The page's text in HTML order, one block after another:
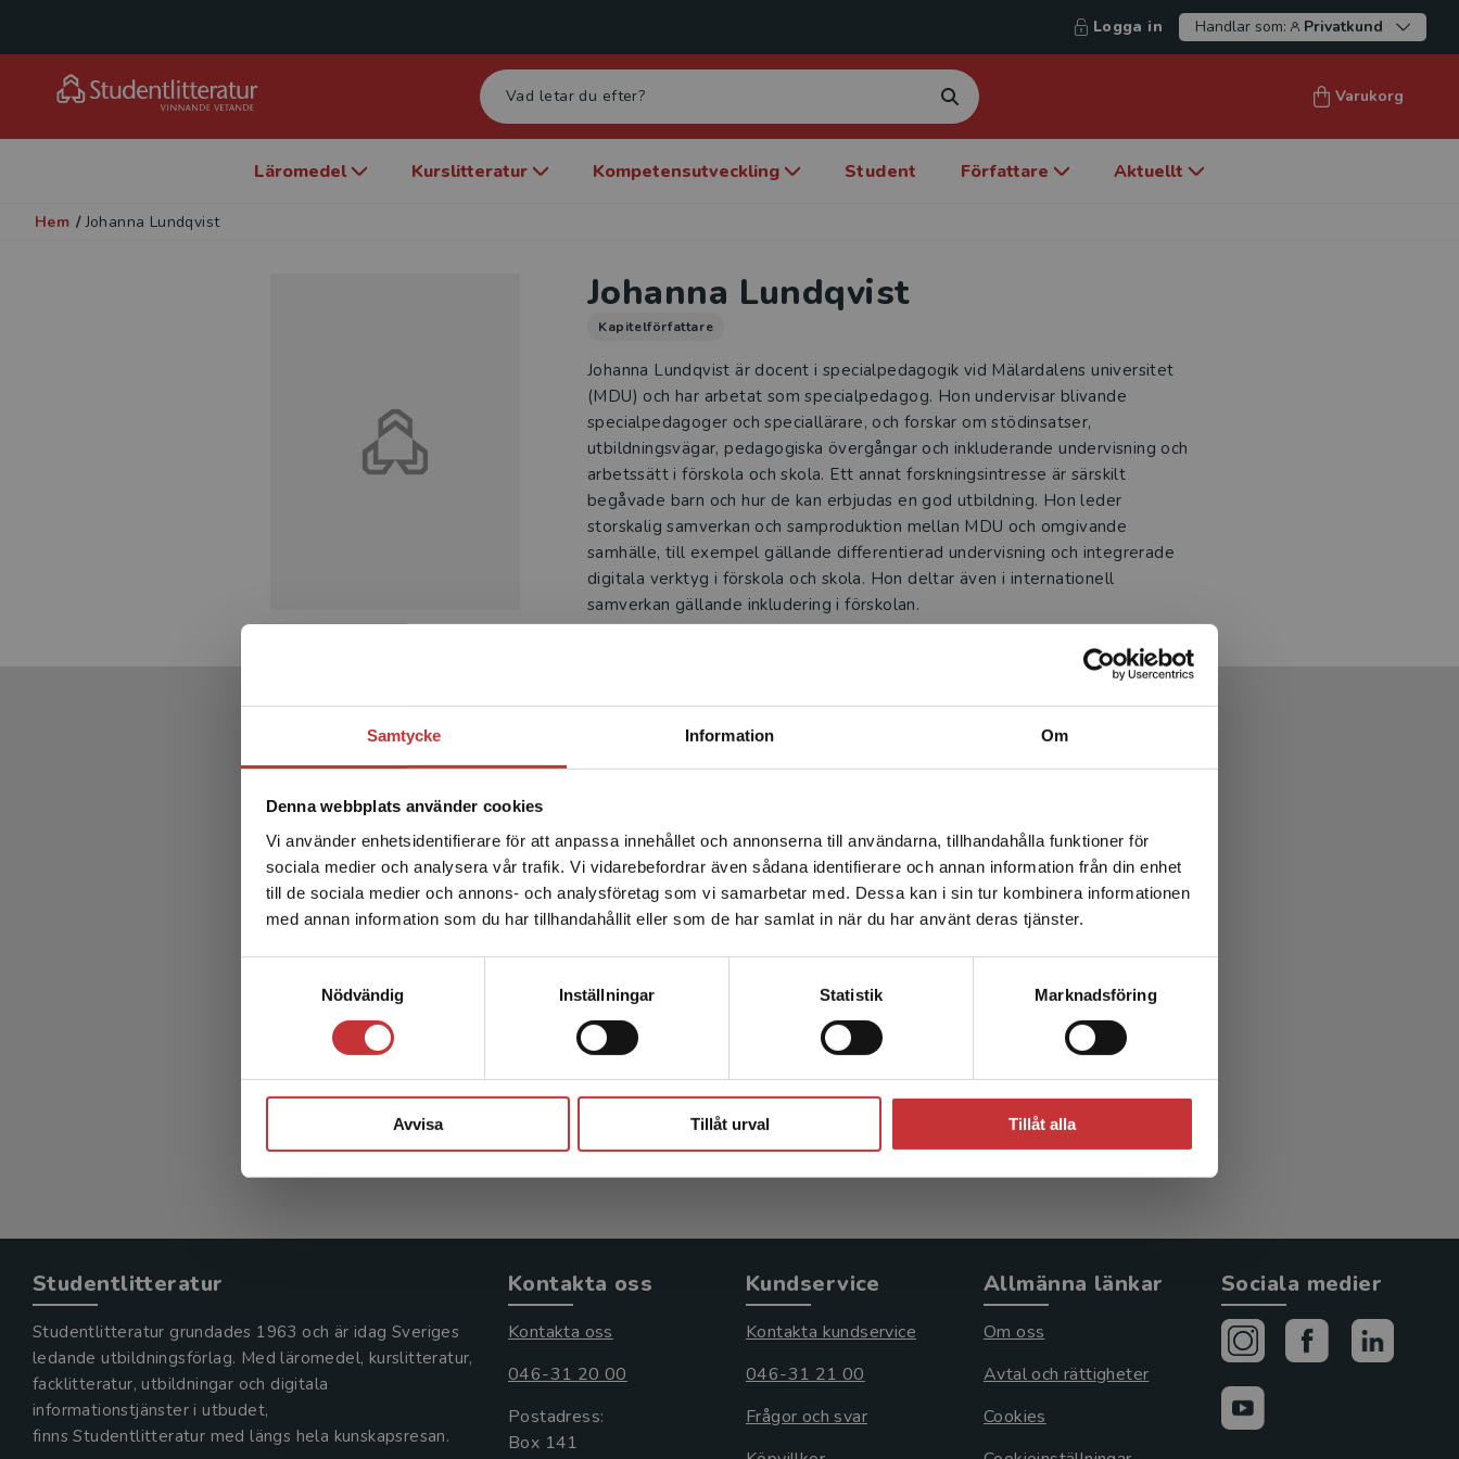
Samtycke Information Om
Denna webbplats använder cookies
Vi använder enhetsidentifierare för att anpassa innehållet och annonserna till användarna, tillhandahålla funktioner för
sociala medier och analysera vår trafik. Vi vidarebefordrar även sådana identifierare och annan information från din enhet
till de sociala medier och annons- och analysföretag som vi samarbetar med. Dessa kan i sin tur kombinera informationen
med annan information som du har tillhandahållit eller som de har samlat in när du har använt deras tjänster.
Nödvändig
Inställningar Statistik Marknadsföring
Avvisa Tillåt urval Tillåt alla
Begränsad fraktregion
Det verkar som att du besöker studentlitteratur.se via en
enhet utanför Sverige. Vi erbjuder inte leveranser utanför
Sverige. För att kunna slutföra ett köp måste
leveransadressen vara i Sverige.Läs mer
Logga in Handlar som: Privatkund
Varukorg
Läromedel Kurslitteratur Kompetensutveckling Student Författare Aktuellt
Hem / Johanna Lundqvist
Johanna Lundqvist
Kapitelförfattare
Johanna Lundqvist är docent i specialpedagogik vid Mälardalens universitet
(MDU) och har arbetat som specialpedagog. Hon undervisar blivande
specialpedagoger och speciallärare, och forskar om stödinsatser,
utbildningsvägar, pedagogiska övergångar och inkluderande undervisning och
arbetssätt i förskola och skola. Ett annat forskningsintresse är särskilt
begåvade barn och hur de kan erbjudas en god utbildning. Hon leder
storskalig samverkan och samproduktion mellan MDU och omgivande
samhälle, till exempel gällande differentierad undervisning och integrerade
digitala verktyg i förskola och skola. Hon deltar även i internationell
samverkan gällande inkludering i förskolan.
Produkter
Förskolan som lärandemiljö
Exkl. moms: 305 kr
Exkl. moms: 189 kr
Studentlitteratur
Studentlitteratur grundades 1963 och är idag Sveriges
ledande utbildningsförlag. Med läromedel, kurslitteratur,
facklitteratur, utbildningar och digitala
informationstjänster i utbudet,
finns Studentlitteratur med längs hela kunskapsresan.
Kontakta oss
Kontakta oss
046-31 20 00
Postadress:
Box 141
Kundservice
Kontakta kundservice
046-31 21 00
Frågor och svar
Allmänna länkar
Om oss
Avtal och rättigheter
Cookies
Sociala medier